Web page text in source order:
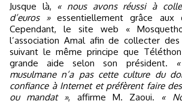
Jusque là, « nous avons réussi à
d’euros »essentiellement grâce aux
Cependant, le site web «
l’association Amal afin de collecter
suivant le même principe que
grande aide selon son président.
musulmane n’a pas cette culture du
confiance à Internet et préfèrent faire
ou mandat », affirme M. Zaoui. «